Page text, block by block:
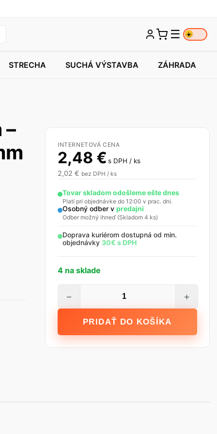
☰ ☀️
STRECHA SUCHÁ VÝSTAVBA ZÁHRADA
–
INTERNETOVÁ CENA
2,48 € s DPH / ks
2,02 € bez DPH / ks
Tovar skladom odošleme ešte dnes
Platí pri objednávke do 12:00 v prac. dni.
Osobný odber v predajni
Odber možný ihneď (Skladom 4 ks)
Doprava kuriérom dostupná od min.
objednávky 30€ s DPH
4 na sklade
domáca
− +
PRIDAŤ DO KOŠÍKA